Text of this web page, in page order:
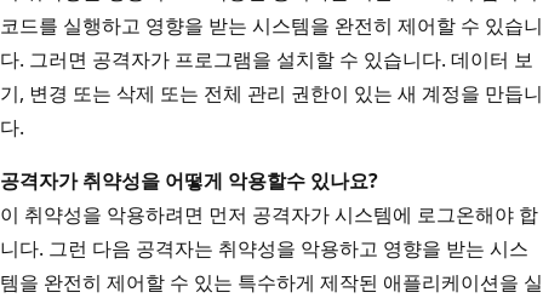
코드를 실행하고 영향을 받는 시스템을 완전히 제어할 수 있습니
다. 그러면 공격자가 프로그램을 설치할 수 있습니다. 데이터 보
기, 변경 또는 삭제 또는 전체 관리 권한이 있는 새 계정을 만듭니
다.
공격자가 취약성을 어떻게 악용할수 있나요?
이 취약성을 악용하려면 먼저 공격자가 시스템에 로그온해야 합
니다. 그런 다음 공격자는 취약성을 악용하고 영향을 받는 시스
템을 완전히 제어할 수 있는 특수하게 제작된 애플리케이션을 실